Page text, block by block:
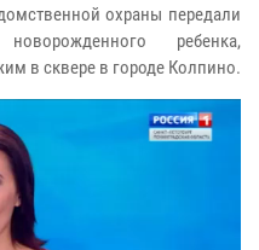
охраны передали
ребенка,
в сквере в городе Колпино.